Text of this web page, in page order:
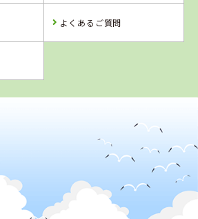
予 約
詳 細
詳 細
5
静岡県
マジオドライバ
ーズスクール藤
静岡県
浜松自動車学
校 浜岡校
よくあるご質問